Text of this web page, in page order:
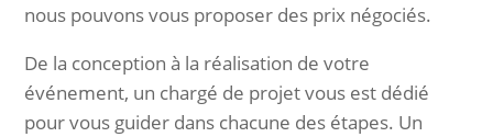
nous pouvons vous proposer des prix négociés.
De la conception à la réalisation de votre
événement, un chargé de projet vous est dédié
pour vous guider dans chacune des étapes. Un